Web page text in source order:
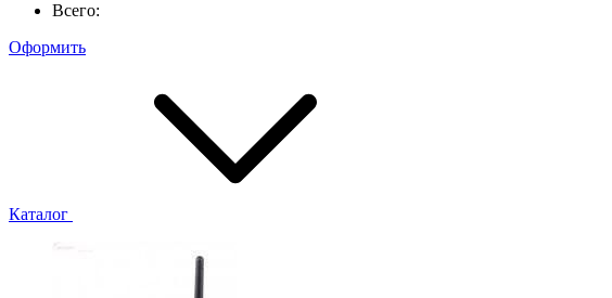
Всего:
Оформить
Каталог